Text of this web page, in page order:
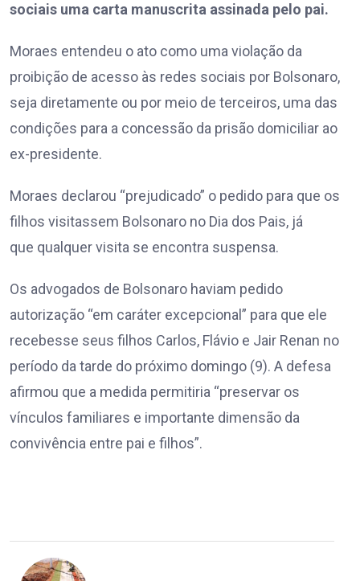
sociais uma carta manuscrita assinada pelo pai.
Moraes entendeu o ato como uma violação da
proibição de acesso às redes sociais por Bolsonaro,
seja diretamente ou por meio de terceiros, uma das
condições para a concessão da prisão domiciliar ao
ex-presidente.
Moraes declarou “prejudicado” o pedido para que os
filhos visitassem Bolsonaro no Dia dos Pais, já
que qualquer visita se encontra suspensa.
Os advogados de Bolsonaro haviam pedido
autorização “em caráter excepcional” para que ele
recebesse seus filhos Carlos, Flávio e Jair Renan no
período da tarde do próximo domingo (9). A defesa
afirmou que a medida permitiria “preservar os
vínculos familiares e importante dimensão da
convivência entre pai e filhos”.